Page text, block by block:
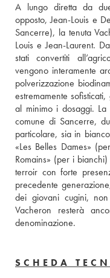
A lungo diretta da
opposto, Jean-Louis e
Sancerre), la tenuta
Louis e Jean-Laurent.
stati convertiti
vengono interamente
polverizzazione
estremamente
al minimo i dosaggi.
comune di Sancerre,
particolare, sia in
«Les Belles Dames»
Romains» (per i
terroir con forte
precedente
dei giovani cugini,
Vacheron resterà
denominazione.
SCHEDA